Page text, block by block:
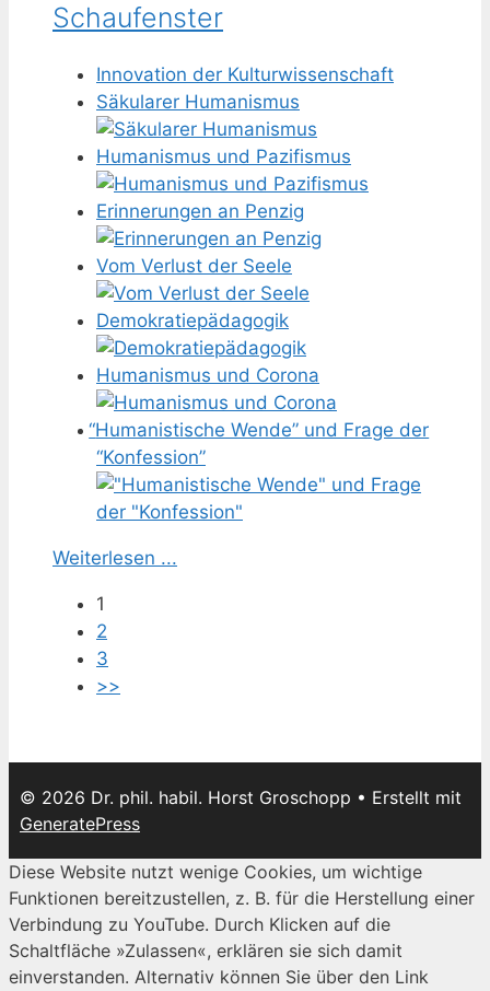
Schaufenster
Innovation der Kulturwissenschaft
Säkularer Humanismus
Humanismus und Pazifismus
Erinnerungen an Penzig
Vom Verlust der Seele
Demokratiepädagogik
Humanismus und Corona
“Humanistische Wende” und Frage der
“Konfession”
Weiterlesen ...
1
2
3
>>
© 2026 Dr. phil. habil. Horst Groschopp • Erstellt mit
GeneratePress
Diese Website nutzt wenige Cookies, um wichtige
Funktionen bereitzustellen, z. B. für die Herstellung einer
Verbindung zu YouTube. Durch Klicken auf die
Schaltfläche »Zulassen«, erklären sie sich damit
einverstanden. Alternativ können Sie über den Link